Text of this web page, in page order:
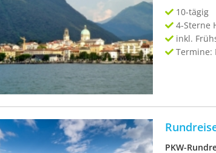
10-tägig
4-Sterne
inkl.
Termine:
PKW-